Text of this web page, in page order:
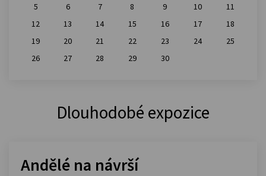
5
6 7 8 9 10
11
12
13 14 15 16 17
18
19
20 21 22 23 24
25
26
27 28 29 30
Dlouhodobé expozice
Andělé na návrší